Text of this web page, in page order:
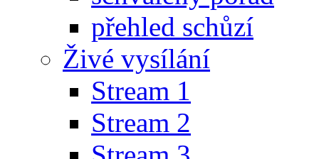
přehled schůzí
Živé vysílání
Stream 1
Stream 2